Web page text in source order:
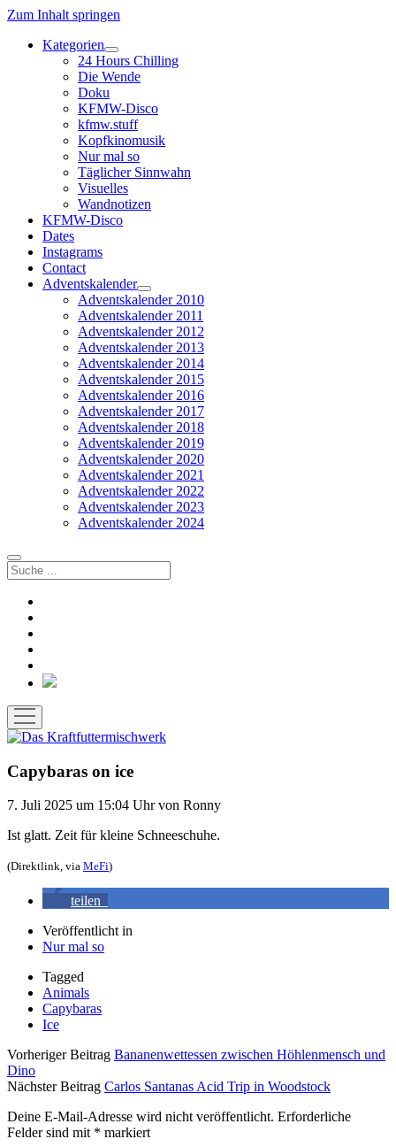
Zum Inhalt springen
Kategorien
Dropdown-
Menü
öffnen
24 Hours Chilling
Die Wende
Doku
KFMW-Disco
kfmw.stuff
Kopfkinomusik
Nur mal so
Täglicher Sinnwahn
Visuelles
Wandnotizen
KFMW-Disco
Dates
Instagrams
Contact
Adventskalender
Dropdown-
Menü
öffnen
Adventskalender 2010
Adventskalender 2011
Adventskalender 2012
Adventskalender 2013
Adventskalender 2014
Adventskalender 2015
Adventskalender 2016
Adventskalender 2017
Adventskalender 2018
Adventskalender 2019
Adventskalender 2020
Adventskalender 2021
Adventskalender 2022
Adventskalender 2023
Adventskalender 2024
Suchen
Bluesky
Menü
öffnen
Capybaras on ice
7. Juli 2025 um 15:04 Uhrvon Ronny
Ist glatt. Zeit für kleine Schneeschuhe.
(Direktlink, via MeFi)
teilen
Veröffentlicht in
Nur mal so
Tagged
Animals
Capybaras
Ice
Vorheriger Beitrag Bananenwettessen zwischen Höhlenmensch und
Dino
Nächster Beitrag Carlos Santanas Acid Trip in Woodstock
Deine E-Mail-Adresse wird nicht veröffentlicht. Erforderliche
Felder sind mit * markiert